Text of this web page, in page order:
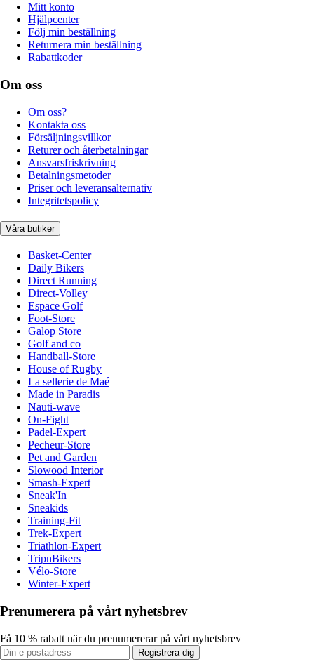
Mitt konto
Hjälpcenter
Följ min beställning
Returnera min beställning
Rabattkoder
Om oss
Om oss?
Kontakta oss
Försäljningsvillkor
Returer och återbetalningar
Ansvarsfriskrivning
Betalningsmetoder
Priser och leveransalternativ
Integritetspolicy
Våra butiker
Basket-Center
Daily Bikers
Direct Running
Direct-Volley
Espace Golf
Foot-Store
Galop Store
Golf and co
Handball-Store
House of Rugby
La sellerie de Maé
Made in Paradis
Nauti-wave
On-Fight
Padel-Expert
Pecheur-Store
Pet and Garden
Slowood Interior
Smash-Expert
Sneak'In
Sneakids
Training-Fit
Trek-Expert
Triathlon-Expert
TripnBikers
Vélo-Store
Winter-Expert
Prenumerera på vårt nyhetsbrev
Få 10 % rabatt när du prenumererar på vårt nyhetsbrev
Registrera dig